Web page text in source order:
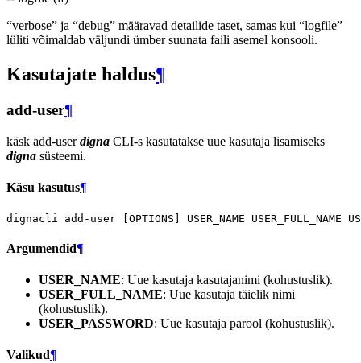
“verbose” ja “debug” määravad detailide taset, samas kui “logfile”
lüliti võimaldab väljundi ümber suunata faili asemel konsooli.
Kasutajate haldus¶
add-user¶
käsk add-userdigna CLI-s kasutatakse uue kasutaja lisamiseks
digna süsteemi.
Käsu kasutus¶
dignacli add-user [OPTIONS ] USER_NAME USER_FULL_NAME
Argumendid¶
USER_NAME: Uue kasutaja kasutajanimi (kohustuslik).
USER_FULL_NAME: Uue kasutaja täielik nimi
(kohustuslik).
USER_PASSWORD: Uue kasutaja parool (kohustuslik).
Valikud¶